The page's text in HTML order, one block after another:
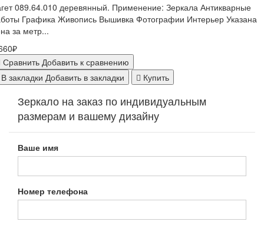
089.64.010 деревянный. Применение: Зеркала Антикварные
Графика Живопись Вышивка Фотографии Интерьер Указана
за метр...
Сравнить Добавить к сравнению
закладки Добавить в закладки Купить
Зеркало на заказ по индивидуальным
размерам и вашему дизайну
Ваше имя
Номер телефона